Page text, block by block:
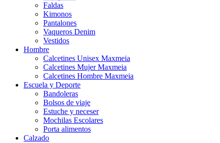
Faldas
Kimonos
Pantalones
Vaqueros Denim
Vestidos
Hombre
Calcetines Unisex Maxmeia
Calcetines Mujer Maxmeia
Calcetines Hombre Maxmeia
Escuela y Deporte
Bandoleras
Bolsos de viaje
Estuche y neceser
Mochilas Escolares
Porta alimentos
Calzado